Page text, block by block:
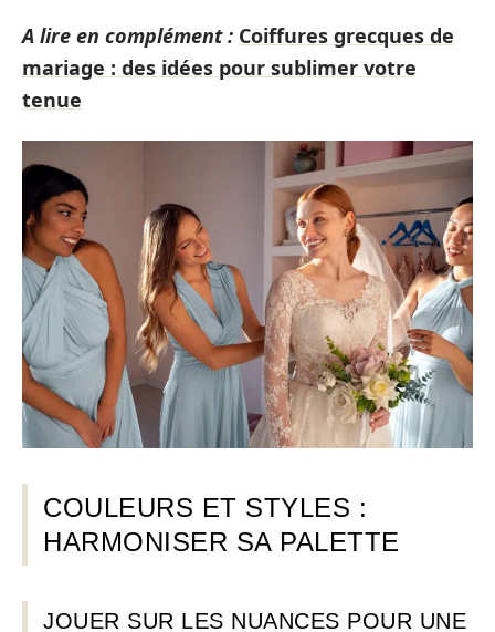
A lire en complément : Coiffures grecques de
mariage : des idées pour sublimer votre
tenue
COULEURS ET STYLES :
HARMONISER SA PALETTE
JOUER SUR LES NUANCES POUR UNE